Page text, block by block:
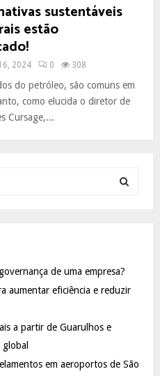
sustentáveis
estão
2024 0 308
do petróleo, são comuns em
como elucida o diretor de
Cursage,...
R
de uma empresa?
aumentar eficiência e reduzir
a partir de Guarulhos e
em aeroportos de São